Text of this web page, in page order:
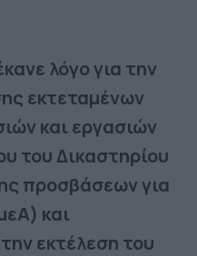
λόγο για την
εκτεταμένων
και εργασιών
του Δικαστηρίου
προσβάσεων για
και
εκτέλεση του